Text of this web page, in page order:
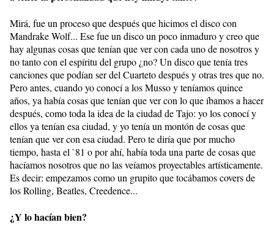
Mirá, fue un proceso que después que hicimos el disco con
Mandrake Wolf... Ese fue un disco un poco inmaduro y creo que
hay algunas cosas que tenían que ver con cada uno de nosotros y
no tanto con el espíritu del grupo ¿no? Un disco que tenía tres
canciones que podían ser del Cuarteto después y otras tres que no.
Pero antes, cuando yo conocí a los Musso y teníamos quince
años, ya había cosas que tenían que ver con lo que íbamos a hacer
después, como toda la idea de la ciudad de Tajo: yo los conocí y
ellos ya tenían esa ciudad, y yo tenía un montón de cosas que
tenían que ver con esa ciudad. Pero te diría que por mucho
tiempo, hasta el `81 o por ahí, había toda una parte de cosas que
hacíamos nosotros que no las veíamos proyectables artísticamente.
Es decir: empezamos como un grupito que tocábamos covers de
los Rolling, Beatles, Creedence...
¿Y lo hacían bien?